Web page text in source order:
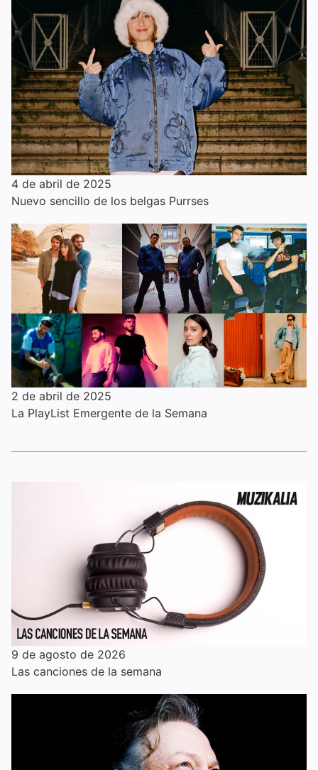
4 de abril de 2025
Nuevo sencillo de los belgas Purrses
2 de abril de 2025
La PlayList Emergente de la Semana
9 de agosto de 2026
Las canciones de la semana